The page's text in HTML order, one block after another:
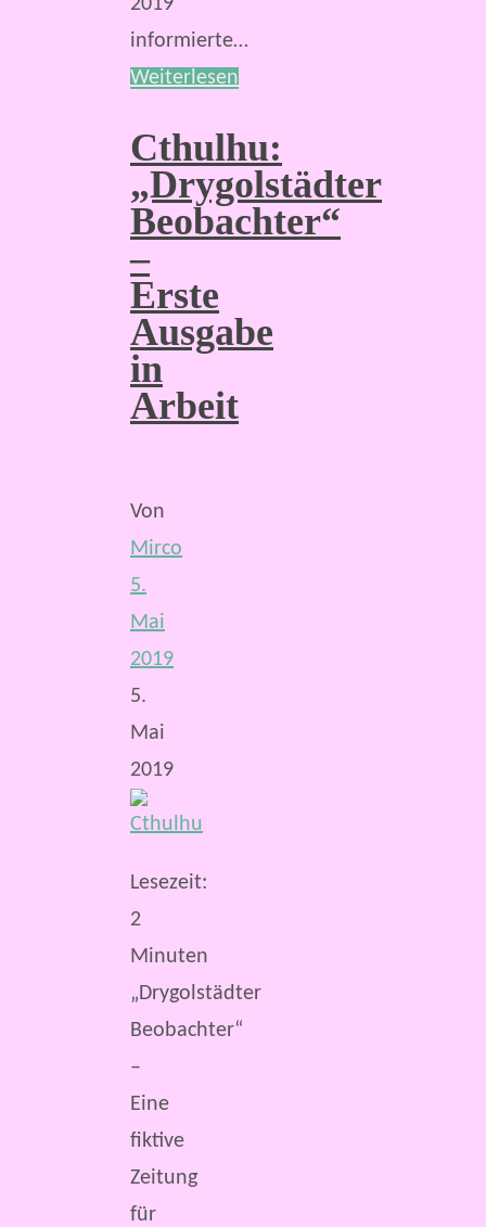
2019
informierte…
Weiterlesen
Cthulhu:
„Drygolstädter
Beobachter“
–
Erste
Ausgabe
in
Arbeit
Von
Mirco
5.
Mai
2019
5.
Mai
2019
Lesezeit:
2
Minuten
„Drygolstädter
Beobachter“
–
Eine
fiktive
Zeitung
für